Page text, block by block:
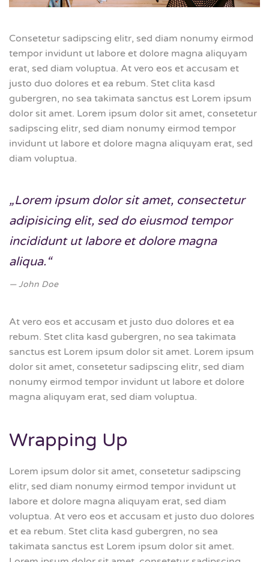
Consetetur sadipscing elitr, sed diam nonumy eirmod
tempor invidunt ut labore et dolore magna aliquyam
erat, sed diam voluptua. At vero eos et accusam et
justo duo dolores et ea rebum. Stet clita kasd
gubergren, no sea takimata sanctus est Lorem ipsum
dolor sit amet. Lorem ipsum dolor sit amet, consetetur
sadipscing elitr, sed diam nonumy eirmod tempor
invidunt ut labore et dolore magna aliquyam erat, sed
diam voluptua.
„Lorem ipsum dolor sit amet, consectetur
adipisicing elit, sed do eiusmod tempor
incididunt ut labore et dolore magna
aliqua.“
John Doe
At vero eos et accusam et justo duo dolores et ea
rebum. Stet clita kasd gubergren, no sea takimata
sanctus est Lorem ipsum dolor sit amet. Lorem ipsum
dolor sit amet, consetetur sadipscing elitr, sed diam
nonumy eirmod tempor invidunt ut labore et dolore
magna aliquyam erat, sed diam voluptua.
Wrapping Up
Lorem ipsum dolor sit amet, consetetur sadipscing
elitr, sed diam nonumy eirmod tempor invidunt ut
labore et dolore magna aliquyam erat, sed diam
voluptua. At vero eos et accusam et justo duo dolores
et ea rebum. Stet clita kasd gubergren, no sea
takimata sanctus est Lorem ipsum dolor sit amet.